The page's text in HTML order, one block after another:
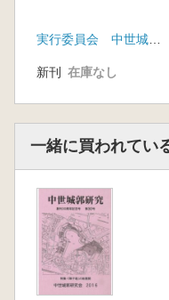
事例を中心に～」
吉成承三(高知県埋
岡寺 良(九州歴史
畝状竪堀・連続竪
来―」
高田 徹(城郭談話会)
「東国における多
三島正之(中世城
〔紙上報告〕
「畝状空堀群から
実行委員会 中世城郭研究会
新刊 在庫なし
一緒に買われてい